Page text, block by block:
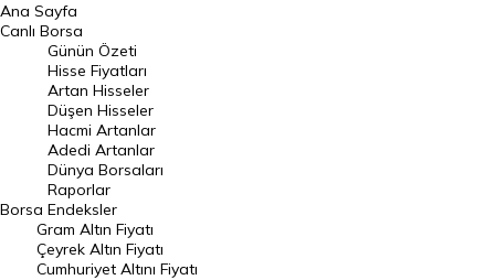
BIST 100 Hisseleri
En Çok Artan Hisseler
En Çok Düşen Hisseler
Hacmi Artanlar
Geçmiş Kapanışlar
Dünya Borsaları
Raporlar
Endeksler
Ana Sayfa
Canlı Borsa
Borsa
Günün Özeti
Hisse Fiyatları
Artan Hisseler
Düşen Hisseler
Hacmi Artanlar
Adedi Artanlar
Dünya Borsaları
Raporlar
Endeksler
Gram Altın Fiyatı
Çeyrek Altın Fiyatı
Cumhuriyet Altını Fiyatı